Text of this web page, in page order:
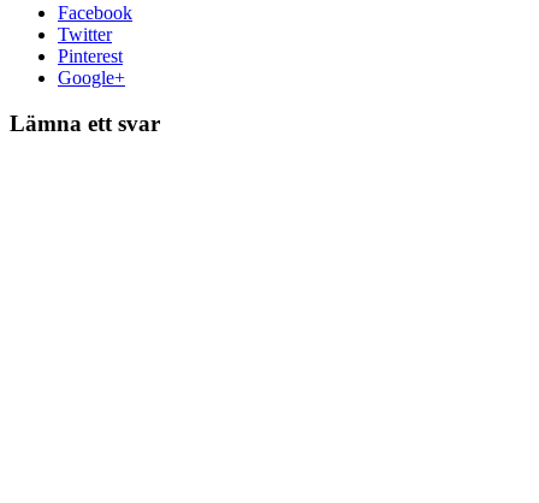
Facebook
Twitter
Pinterest
Google+
Lämna ett svar